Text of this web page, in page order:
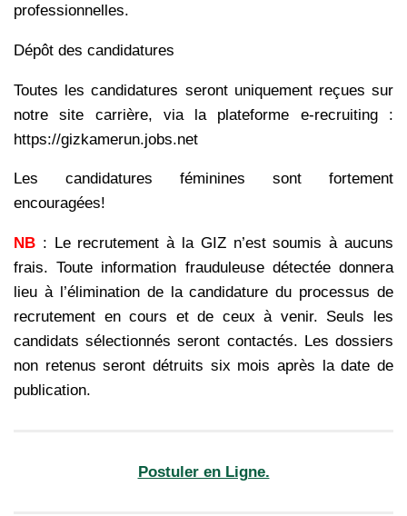
professionnelles.
Dépôt des candidatures
Toutes les candidatures seront uniquement reçues sur
notre site carrière, via la plateforme e-recruiting :
https://gizkamerun.jobs.net
Les candidatures féminines sont fortement
encouragées!
NB : Le recrutement à la GIZ n’est soumis à aucuns
frais. Toute information frauduleuse détectée donnera
lieu à l’élimination de la candidature du processus de
recrutement en cours et de ceux à venir. Seuls les
candidats sélectionnés seront contactés. Les dossiers
non retenus seront détruits six mois après la date de
publication.
Postuler en Ligne.